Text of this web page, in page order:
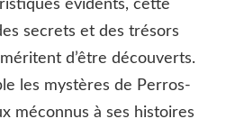
évidents, cette
secrets et des trésors
d’être découverts.
les mystères de Perros-
méconnus à ses histoires